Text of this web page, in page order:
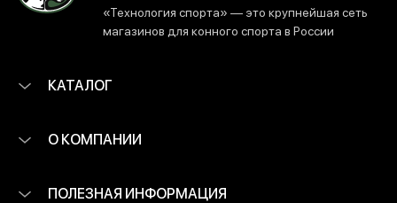
«Технология спорта» — это крупнейшая сеть
магазинов для конного спорта в России
КАТАЛОГ
О КОМПАНИИ
ПОЛЕЗНАЯ ИНФОРМАЦИЯ